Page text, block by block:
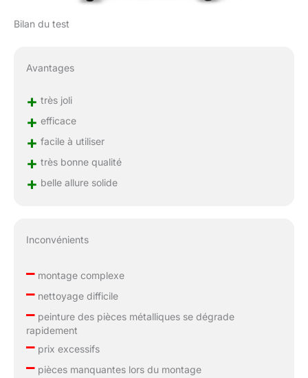
Bilan du test
Avantages
+ très joli
+ efficace
+ facile à utiliser
+ très bonne qualité
+ belle allure solide
Inconvénients
–montage complexe
–nettoyage difficile
–peinture des pièces métalliques se dégrade
rapidement
–prix excessifs
–pièces manquantes lors du montage